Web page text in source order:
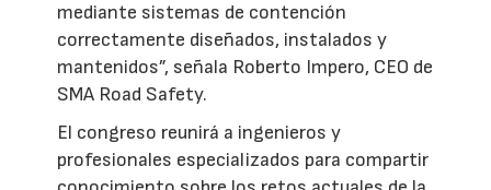
mediante sistemas de contención
correctamente diseñados, instalados y
mantenidos”, señala Roberto Impero, CEO de
SMA Road Safety.
El congreso reunirá a ingenieros y
profesionales especializados para compartir